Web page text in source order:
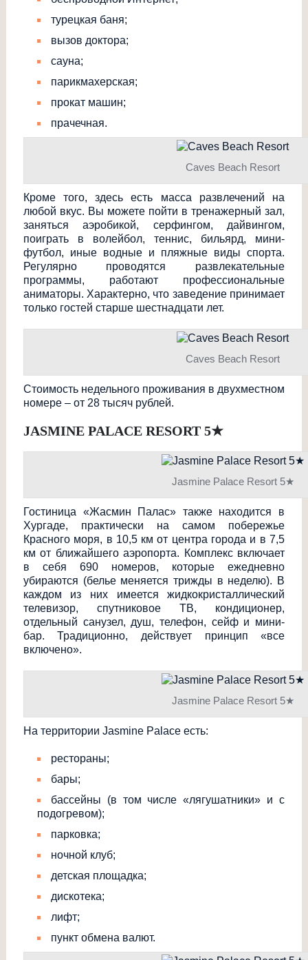
турецкая баня;
вызов доктора;
сауна;
парикмахерская;
прокат машин;
прачечная.
Caves Beach Resort
Кроме того, здесь есть масса развлечений на
любой вкус. Вы можете пойти в тренажерный зал,
заняться аэробикой, серфингом, дайвингом,
поиграть в волейбол, теннис, бильярд, мини-
футбол, иные водные и пляжные виды спорта.
Регулярно проводятся развлекательные
программы, работают профессиональные
аниматоры. Характерно, что заведение принимает
только гостей старше шестнадцати лет.
Caves Beach Resort
Стоимость недельного проживания в двухместном
номере – от 28 тысяч рублей.
JASMINE PALACE RESORT 5★
Jasmine Palace Resort 5★
Гостиница «Жасмин Палас» также находится в
Хургаде, практически на самом побережье
Красного моря, в 10,5 км от центра города и в 7,5
км от ближайшего аэропорта. Комплекс включает
в себя 690 номеров, которые ежедневно
убираются (белье меняется трижды в неделю). В
каждом из них имеется жидкокристаллический
телевизор, спутниковое ТВ, кондиционер,
отдельный санузел, душ, телефон, сейф и мини-
бар. Традиционно, действует принцип «все
включено».
Jasmine Palace Resort 5★
На территории Jasmine Palace есть:
рестораны;
бары;
бассейны (в том числе «лягушатники» и с
подогревом);
парковка;
ночной клуб;
детская площадка;
дискотека;
лифт;
пункт обмена валют.